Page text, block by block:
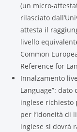
(un micro-
rilasciato
attesta il
livello
Common
Reference for
Innalzamento
Language”:
inglese richiesto
per l’idoneità di
inglese si dovrà